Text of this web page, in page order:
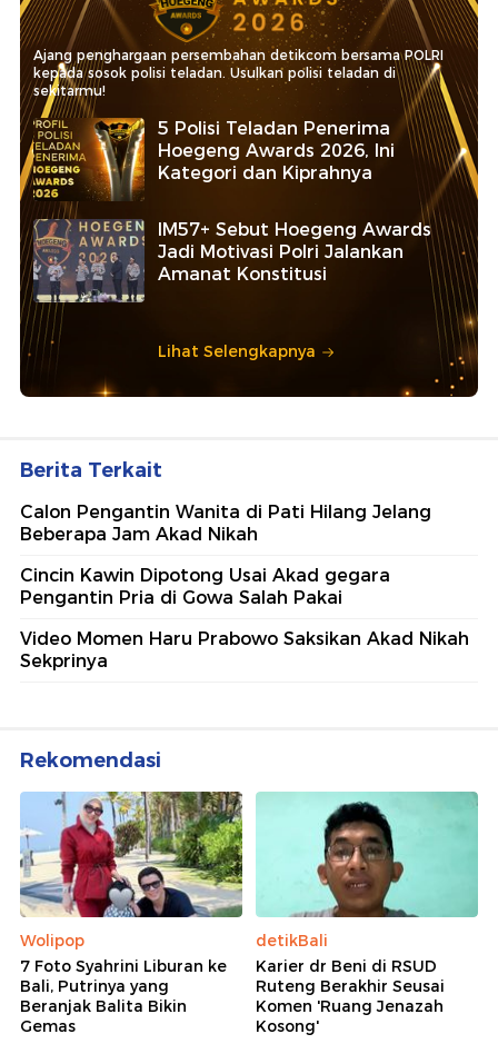
Ajang penghargaan persembahan detikcom bersama POLRI
kepada sosok polisi teladan. Usulkan polisi teladan di
sekitarmu!
5 Polisi Teladan Penerima
Hoegeng Awards 2026, Ini
Kategori dan Kiprahnya
IM57+ Sebut Hoegeng Awards
Jadi Motivasi Polri Jalankan
Amanat Konstitusi
Lihat Selengkapnya
Berita Terkait
Calon Pengantin Wanita di Pati Hilang Jelang
Beberapa Jam Akad Nikah
Cincin Kawin Dipotong Usai Akad gegara
Pengantin Pria di Gowa Salah Pakai
Video Momen Haru Prabowo Saksikan Akad Nikah
Sekprinya
Rekomendasi
Wolipop
7 Foto Syahrini Liburan ke
Bali, Putrinya yang
Beranjak Balita Bikin
Gemas
detikBali
Karier dr Beni di RSUD
Ruteng Berakhir Seusai
Komen 'Ruang Jenazah
Kosong'